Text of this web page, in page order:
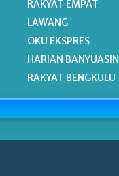
RAKYAT EMPAT
LAWANG
OKU EKSPRES
HARIAN BANYUASIN
RAKYAT BENGKULU